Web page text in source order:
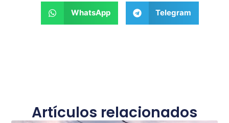
WhatsApp Telegram
Artículos relacionados